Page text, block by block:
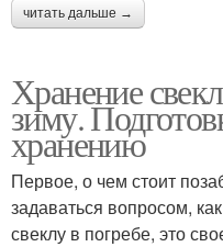
читать дальше →
Хранение
зиму.
хранению
Первое, о чем стоит
задаваться вопросом,
свеклу в погребе, это